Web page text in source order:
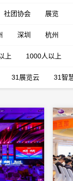
社团协会 展览
深圳 杭州
上 1000人以上
31展览云 31智